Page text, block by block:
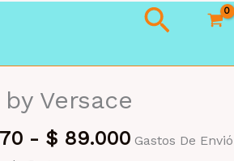
Versace
- $89.000 Gastos De Envió